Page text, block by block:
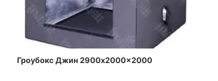
Гроубокс Джин 2900x2000x2000